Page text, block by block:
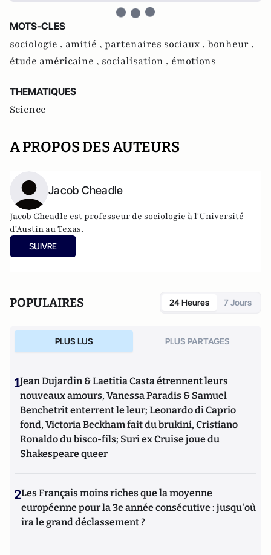
MOTS-CLES
sociologie , amitié , partenaires sociaux , bonheur ,
étude américaine , socialisation , émotions
THEMATIQUES
Science
A PROPOS DES AUTEURS
Jacob Cheadle
Jacob Cheadle est professeur de sociologie à l'Université
d'Austin au Texas.
SUIVRE
POPULAIRES 24 Heures 7 Jours
PLUS LUS PLUS PARTAGES
1Jean Dujardin & Laetitia Casta étrennent leurs
nouveaux amours, Vanessa Paradis & Samuel
Benchetrit enterrent le leur; Leonardo di Caprio
fond, Victoria Beckham fait du brukini, Cristiano
Ronaldo du bisco-fils; Suri ex Cruise joue du
Shakespeare queer
2Les Français moins riches que la moyenne
européenne pour la 3e année consécutive : jusqu'où
ira le grand déclassement ?